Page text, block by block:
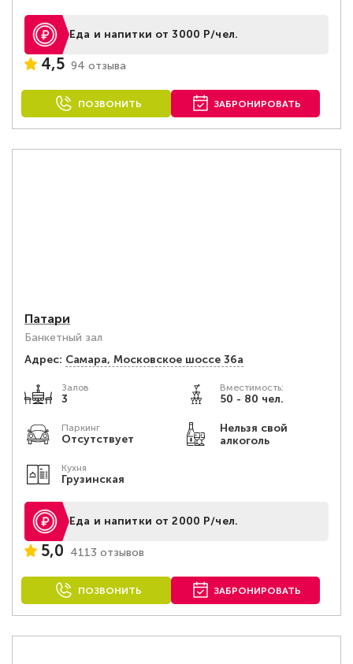
Еда и напитки от 3000 Р/чел.
4,5 94 отзыва
ПОЗВОНИТЬ ЗАБРОНИРОВАТЬ
Патари
Банкетный зал
Адрес: Самара, Московское шоссе 36а
Залов
3
Вместимость:
50 - 80 чел.
Паркинг
Отсутствует
Нельзя свой
алкоголь
Кухня
Грузинская
Еда и напитки от 2000 Р/чел.
5,0 4113 отзывов
ПОЗВОНИТЬ ЗАБРОНИРОВАТЬ